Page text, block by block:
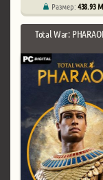
Размер:438.93
Total War: